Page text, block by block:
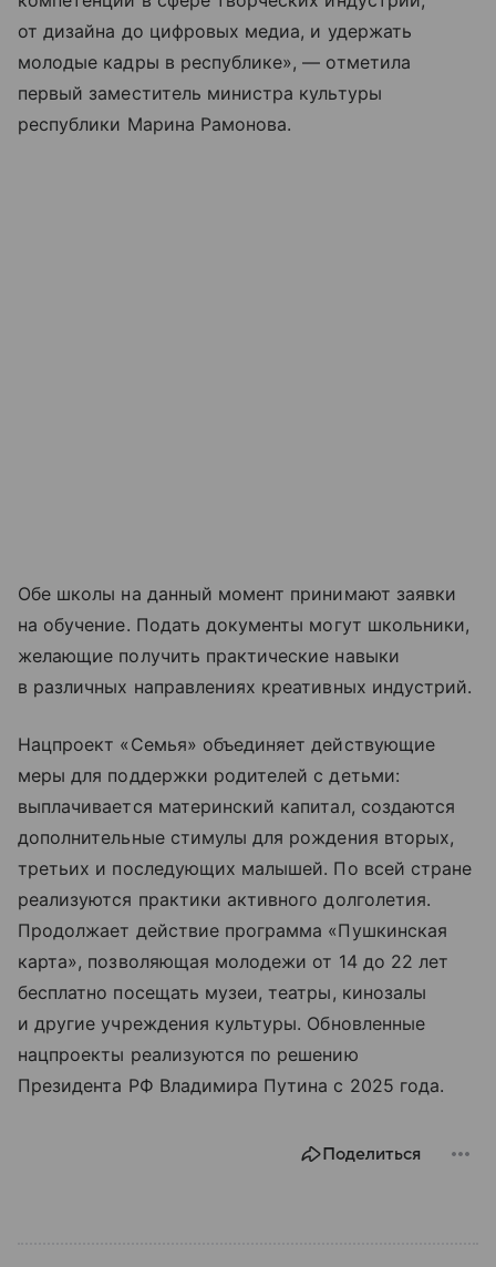
от дизайна до цифровых медиа, и удержать
молодые кадры в республике», — отметила
первый заместитель министра культуры
республики Марина Рамонова.
Обе школы на данный момент принимают заявки
на обучение. Подать документы могут школьники,
желающие получить практические навыки
в различных направлениях креативных индустрий.
Нацпроект «Семья» объединяет действующие
меры для поддержки родителей с детьми:
выплачивается материнский капитал, создаются
дополнительные стимулы для рождения вторых,
третьих и последующих малышей. По всей стране
реализуются практики активного долголетия.
Продолжает действие программа «Пушкинская
карта», позволяющая молодежи от 14 до 22 лет
бесплатно посещать музеи, театры, кинозалы
и другие учреждения культуры. Обновленные
нацпроекты реализуются по решению
Президента РФ Владимира Путина с 2025 года.
Поделиться